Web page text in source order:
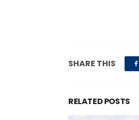
SHARE THIS
RELATED POSTS